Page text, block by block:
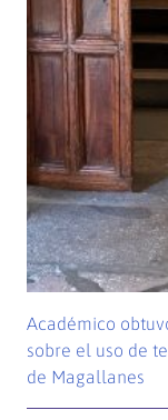
Académico
sobre el uso de
de Magallanes